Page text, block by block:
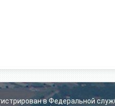
в Федеральной